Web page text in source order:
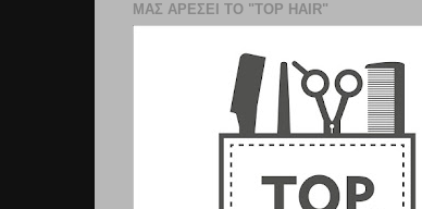
ΜΑΣ ΑΡΕΣΕΙ ΤΟ "TOP HAIR"